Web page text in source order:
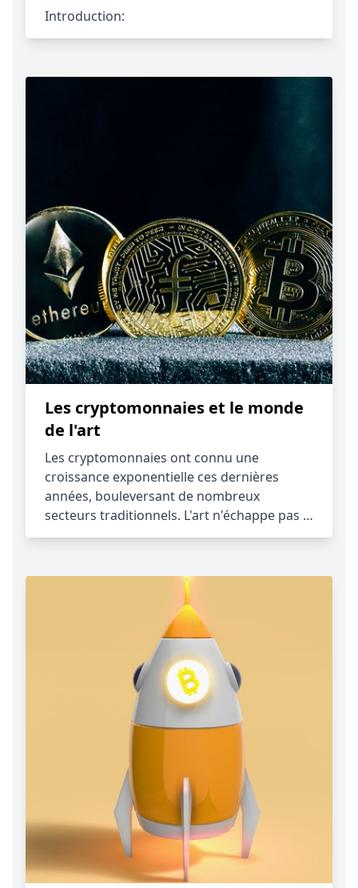
Introduction:
Les cryptomonnaies et le monde
de l'art
Les cryptomonnaies ont connu une
croissance exponentielle ces dernières
années, bouleversant de nombreux
secteurs traditionnels. L'art n'échappe pas …